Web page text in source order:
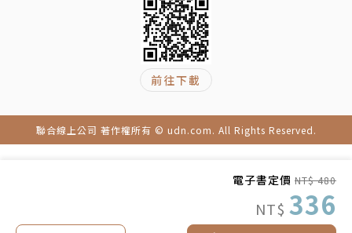
電子書定價 NT$ 480
NT$ 336
桑妮雅．喬凱特（Sonia Choquette）
聞名全球的靈性導師，致力於教導人們敬重自己的
生。身為通靈家族中第四代直覺嚮導，十五歲時開始與
「靈」合作，履行自己的使命，幫助他人運用直覺作為
認清你的優先事項與責任
覺察你的身體
11 精準解讀自己的技巧
前往下載
聯合線上公司 著作權所有 © udn.com. All Rights Reserved.